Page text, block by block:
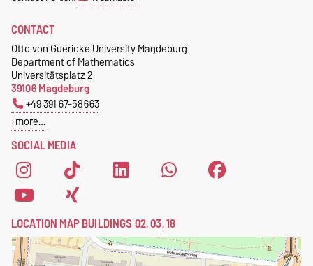
SOCIAL MEDIA
CONTACT
Otto von Guericke University Magdeburg
Department of Mathematics
Universitätsplatz 2
39106 Magdeburg
+49 391 67-58663
more…
LOCATION MAP BUILDINGS 02, 03, 18